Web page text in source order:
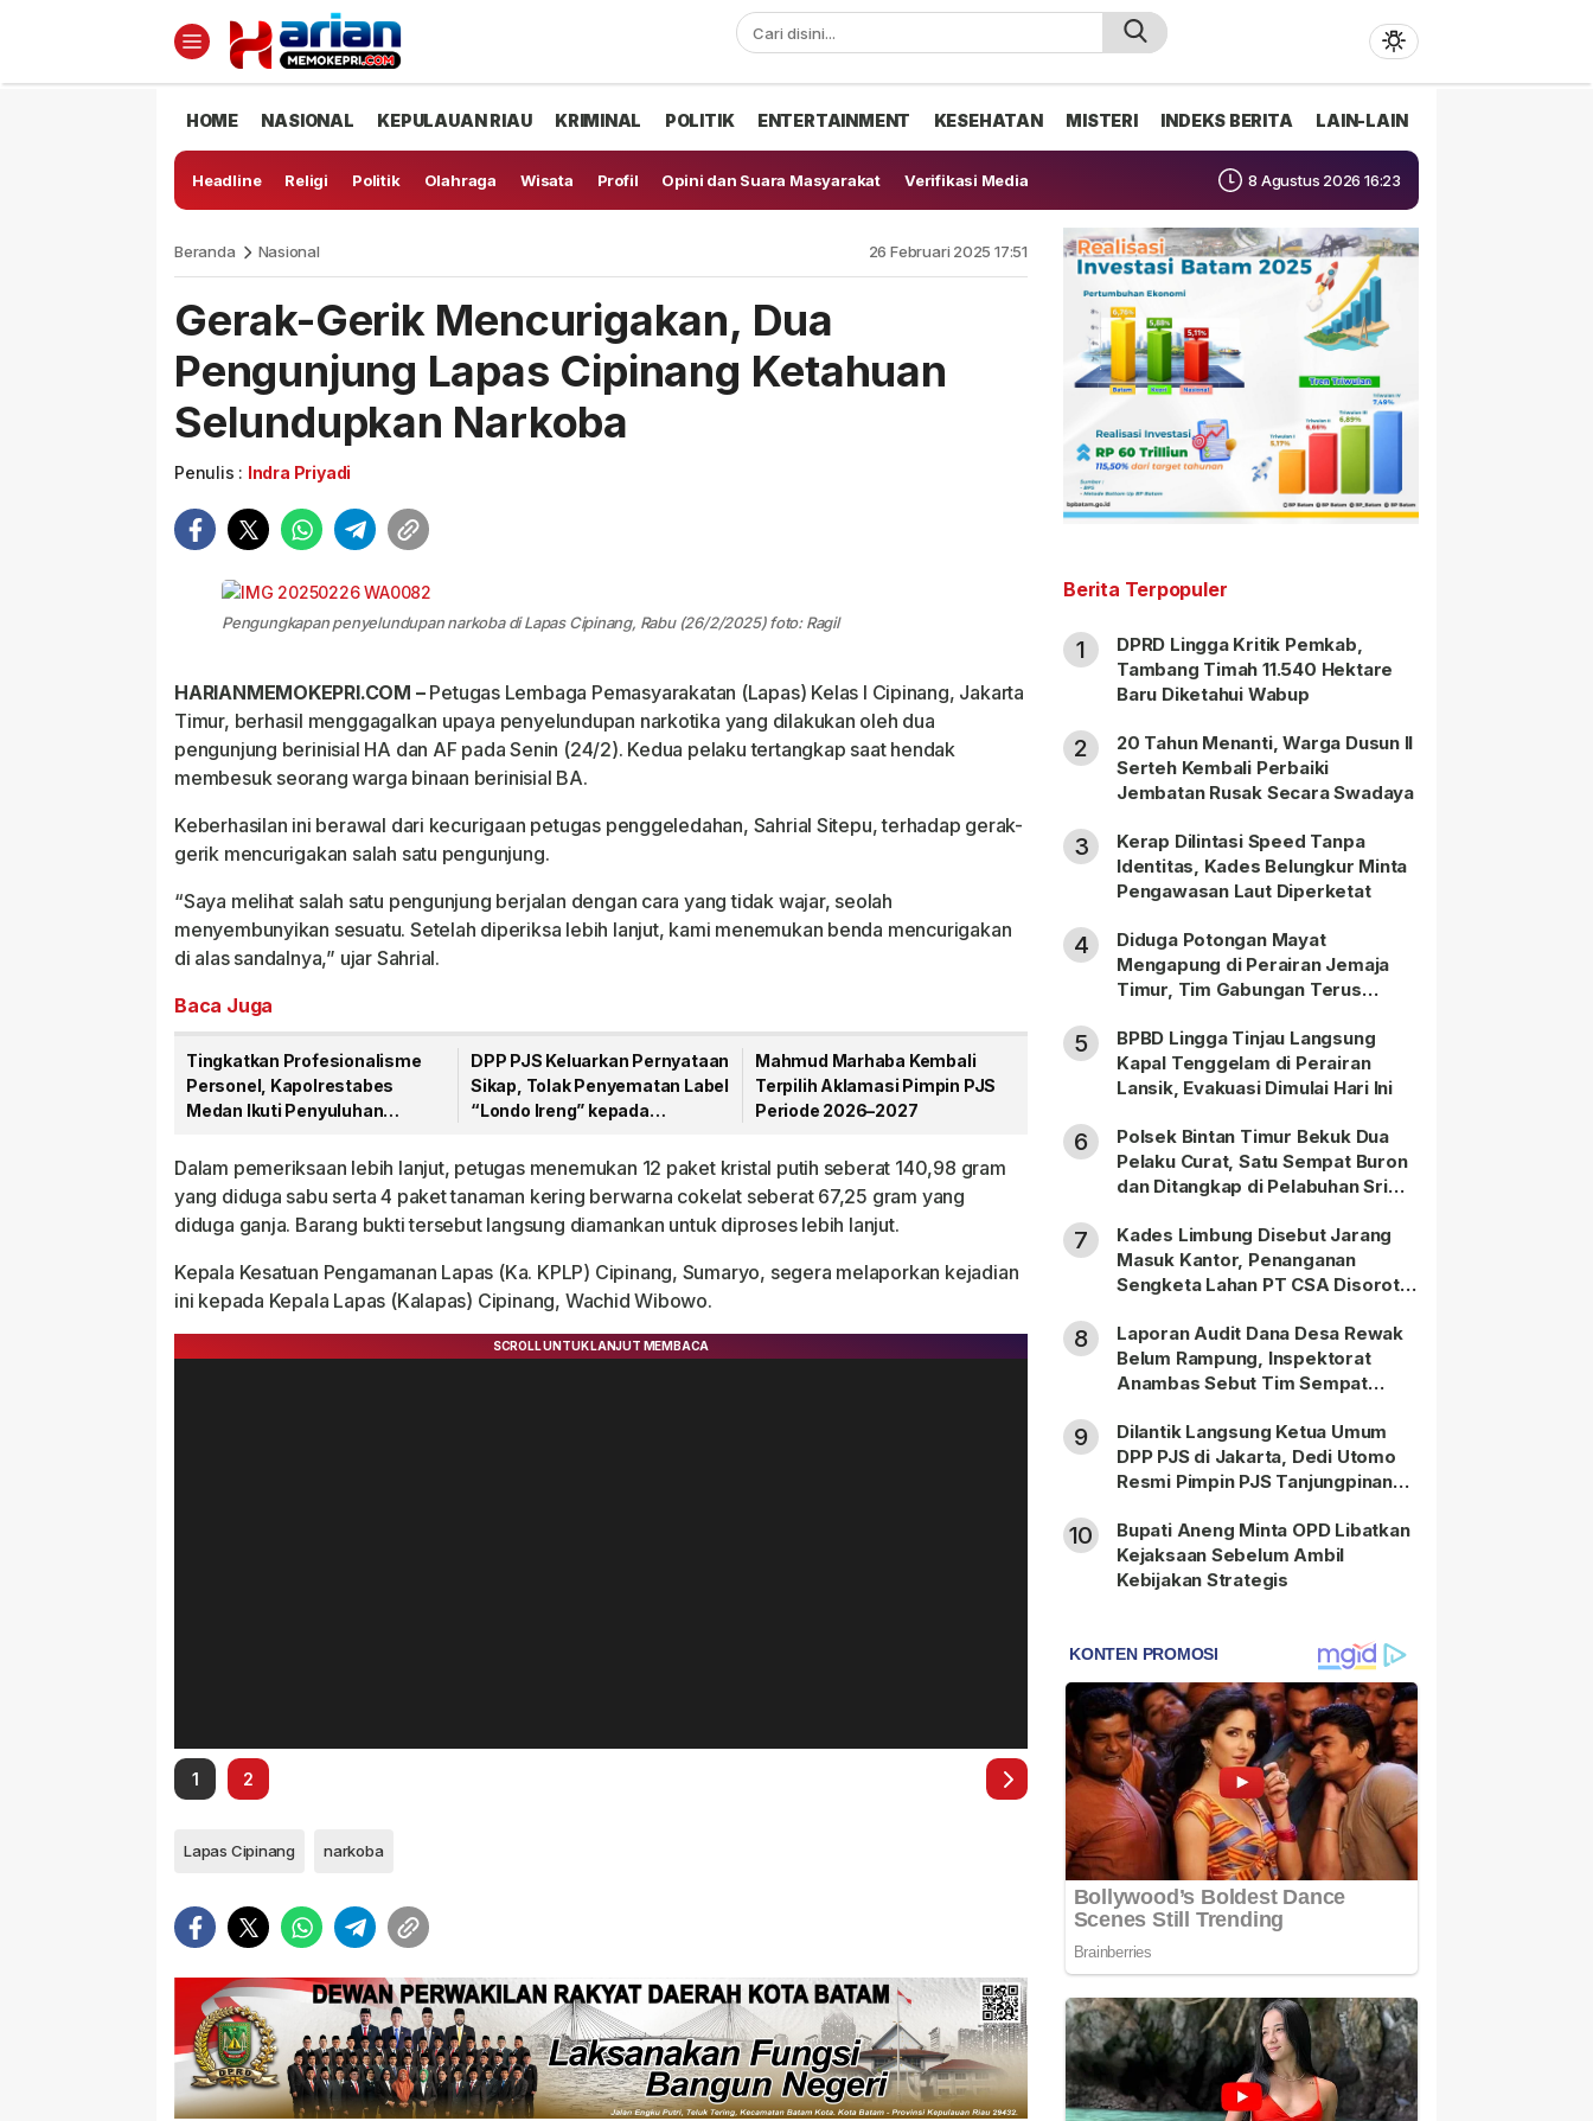
HOME NASIONAL KEPULAUAN RIAU KRIMINAL POLITIK ENTERTAINMENT KESEHATAN MISTERI INDEKS BERITA LAIN-LAIN
Headline Religi Politik Olahraga Wisata Profil Opini dan Suara Masyarakat Verifikasi Media 8 Agustus 2026 16:23
Beranda Nasional 26 Februari 2025 17:51
Gerak-Gerik Mencurigakan, Dua
Pengunjung Lapas Cipinang Ketahuan
Selundupkan Narkoba
Penulis : Indra Priyadi
Pengungkapan penyelundupan narkoba di Lapas Cipinang, Rabu (26/2/2025) foto: Ragil
HARIANMEMOKEPRI.COM –Petugas Lembaga Pemasyarakatan (Lapas) Kelas I Cipinang, Jakarta
Timur, berhasil menggagalkan upaya penyelundupan narkotika yang dilakukan oleh dua
pengunjung berinisial HA dan AF pada Senin (24/2). Kedua pelaku tertangkap saat hendak
membesuk seorang warga binaan berinisial BA.
Keberhasilan ini berawal dari kecurigaan petugas penggeledahan, Sahrial Sitepu, terhadap gerak-
gerik mencurigakan salah satu pengunjung.
“Saya melihat salah satu pengunjung berjalan dengan cara yang tidak wajar, seolah
menyembunyikan sesuatu. Setelah diperiksa lebih lanjut, kami menemukan benda mencurigakan
di alas sandalnya,” ujar Sahrial.
Baca Juga
Tingkatkan Profesionalisme
Personel, Kapolrestabes
Medan Ikuti Penyuluhan
DPP PJS Keluarkan Pernyataan
Sikap, Tolak Penyematan Label
“Londo Ireng” kepada
Mahmud Marhaba Kembali
Terpilih Aklamasi Pimpin PJS
Periode 2026–2027
Dalam pemeriksaan lebih lanjut, petugas menemukan 12 paket kristal putih seberat 140,98 gram
yang diduga sabu serta 4 paket tanaman kering berwarna cokelat seberat 67,25 gram yang
diduga ganja. Barang bukti tersebut langsung diamankan untuk diproses lebih lanjut.
Kepala Kesatuan Pengamanan Lapas (Ka. KPLP) Cipinang, Sumaryo, segera melaporkan kejadian
ini kepada Kepala Lapas (Kalapas) Cipinang, Wachid Wibowo.
1 2
Lapas Cipinang narkoba
Berita Terpopuler
1
DPRD Lingga Kritik Pemkab,
Tambang Timah 11.540 Hektare
Baru Diketahui Wabup
2
20 Tahun Menanti, Warga Dusun II
Serteh Kembali Perbaiki
Jembatan Rusak Secara Swadaya
3
Kerap Dilintasi Speed Tanpa
Identitas, Kades Belungkur Minta
Pengawasan Laut Diperketat
4
Diduga Potongan Mayat
Mengapung di Perairan Jemaja
Timur, Tim Gabungan Terus
5
BPBD Lingga Tinjau Langsung
Kapal Tenggelam di Perairan
Lansik, Evakuasi Dimulai Hari Ini
6
Polsek Bintan Timur Bekuk Dua
Pelaku Curat, Satu Sempat Buron
dan Ditangkap di Pelabuhan Sri
7
Kades Limbung Disebut Jarang
Masuk Kantor, Penanganan
Sengketa Lahan PT CSA Disorot
8
Laporan Audit Dana Desa Rewak
Belum Rampung, Inspektorat
Anambas Sebut Tim Sempat
9
Dilantik Langsung Ketua Umum
DPP PJS di Jakarta, Dedi Utomo
Resmi Pimpin PJS Tanjungpinang-
10
Bupati Aneng Minta OPD Libatkan
Kejaksaan Sebelum Ambil
Kebijakan Strategis